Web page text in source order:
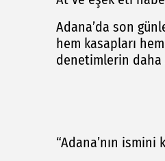
Adana’da son
hem kasapları
denetimlerin daha
“Adana’nın